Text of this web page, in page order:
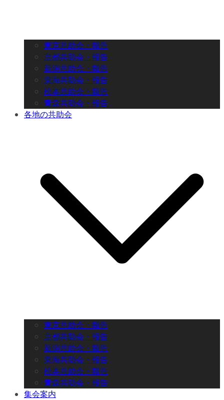
東京共助会・報告
京都共助会・報告
新潟共助会・報告
東海共助会・報告
松本共助会・報告
青森共助会・報告
各地の共助会
東京共助会・報告
京都共助会・報告
新潟共助会・報告
東海共助会・報告
松本共助会・報告
青森共助会・報告
集会案内